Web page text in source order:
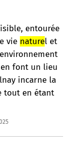
entourée
vie naturel et
font un lieu
incarne la
tout en étant